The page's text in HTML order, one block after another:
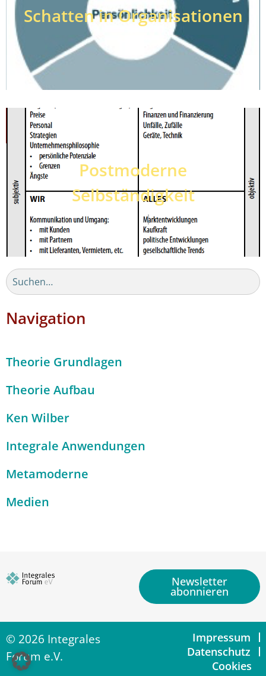
Schatten in Organisationen
Postmoderne
Selbständigkeit
Navigation
Theorie Grundlagen
Theorie Aufbau
Ken Wilber
Integrale Anwendungen
Metamoderne
Medien
Newsletter
abonnieren
© 2026 Integrales
Forum e.V.
Impressum
Datenschutz
Cookies